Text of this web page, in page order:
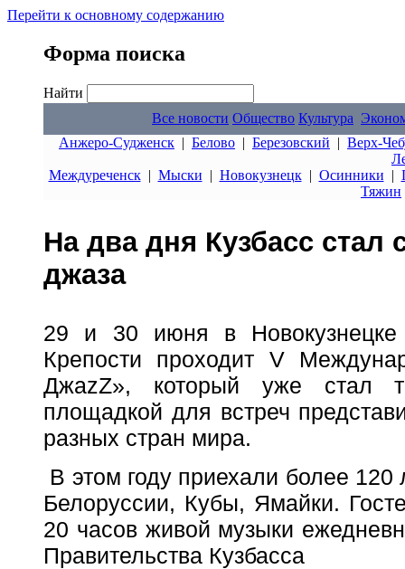
Перейти к основному содержанию
Форма поиска
Найти
Все новости Общество Культура
Анжеро-Судженск | Белово | Березовский | Верх-
Междуреченск| Мыски | Новокузнецк| Осинники |
Тяжин
На два дня Кузбасс стал
джаза
29 и 30 июня в Новокузнецке
Крепости проходит V
ДжаzZ», который уже стал
площадкой для встреч
разных стран мира.
В этом году приехали более
Белоруссии, Кубы, Ямайки.
20 часов живой музыки
Правительства Кузбасса